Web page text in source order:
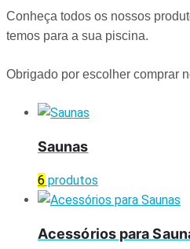
Conheça todos os nossos
temos para a sua piscina.
Obrigado por escolher comprar
Saunas
6 produtos
Acessórios para